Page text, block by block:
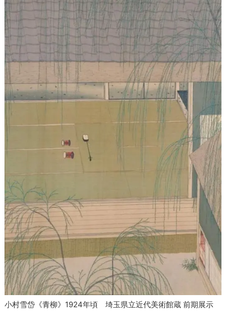
小村雪岱《青柳》1924年頃 埼玉県立近代美術館蔵 前期展示